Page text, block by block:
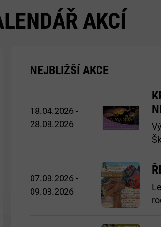
AKCÍ
NEJBLIŽŠÍ AKCE
18.04.2026 -
28.08.2026
07.08.2026 -
09.08.2026